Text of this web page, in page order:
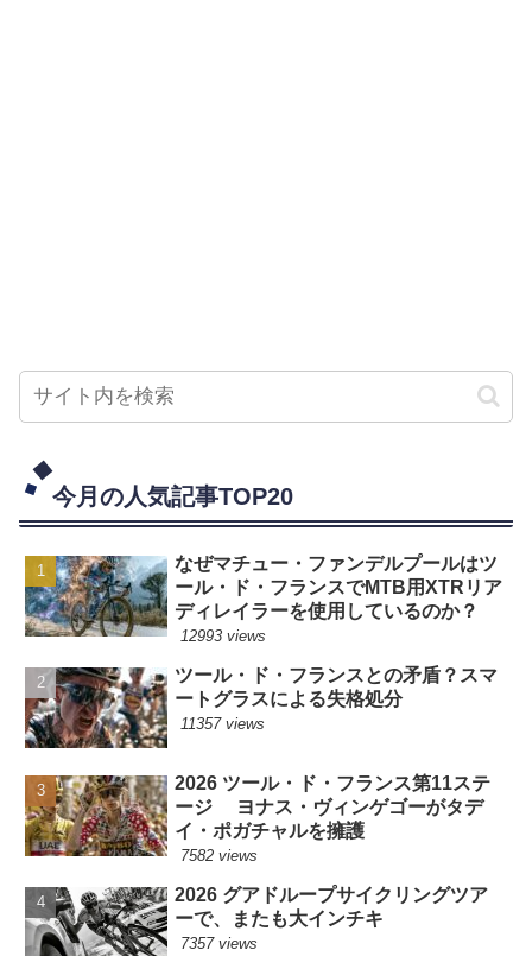
今月の人気記事TOP20
なぜマチュー・ファンデルプールはツ
ール・ド・フランスでMTB用XTRリア
ディレイラーを使用しているのか？
12993 views
ツール・ド・フランスとの矛盾？スマ
ートグラスによる失格処分
11357 views
2026 ツール・ド・フランス第11ステ
ージ ヨナス・ヴィンゲゴーがタデ
イ・ポガチャルを擁護
7582 views
2026 グアドループサイクリングツア
ーで、またも大インチキ
7357 views